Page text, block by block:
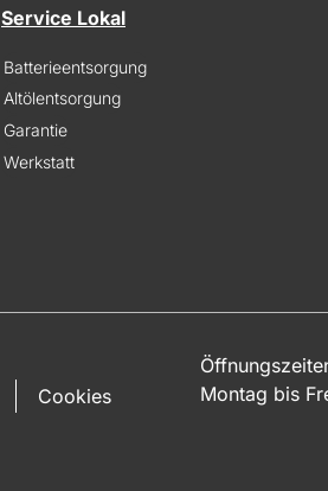
Service Lokal
Batterieentsorgung
Altölentsorgung
Garantie
Werkstatt
Cookies
Montag bis